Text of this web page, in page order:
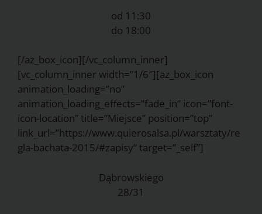
od 11:30
do 18:00
[/az_box_icon][/vc_column_inner]
[vc_column_inner width=”1/6″][az_box_icon
animation_loading=”no”
animation_loading_effects=”fade_in” icon=”font-
icon-location” title=”Miejsce” position=”top”
link_url=”https://www.quierosalsa.pl/warsztaty/re
gla-bachata-2015/#zapisy” target=”_self”]
Dąbrowskiego
28/31